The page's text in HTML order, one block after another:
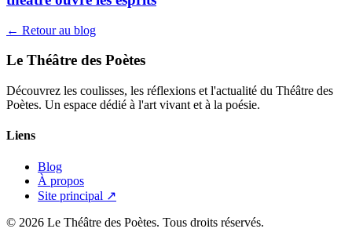
← Retour au blog
Le Théâtre des Poètes
Découvrez les coulisses, les réflexions et l'actualité du Théâtre des
Poètes. Un espace dédié à l'art vivant et à la poésie.
Liens
Blog
À propos
Site principal ↗
© 2026 Le Théâtre des Poètes. Tous droits réservés.